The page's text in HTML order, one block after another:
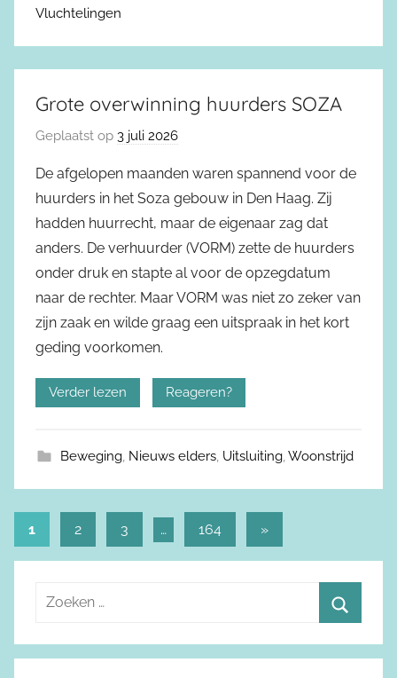
Vluchtelingen
Grote overwinning huurders SOZA
Geplaatst op 3 juli 2026
De afgelopen maanden waren spannend voor de
huurders in het Soza gebouw in Den Haag. Zij
hadden huurrecht, maar de eigenaar zag dat
anders. De verhuurder (VORM) zette de huurders
onder druk en stapte al voor de opzegdatum
naar de rechter. Maar VORM was niet zo zeker van
zijn zaak en wilde graag een uitspraak in het kort
geding voorkomen.
Verder lezen Reageren?
Beweging, Nieuws elders, Uitsluiting,Woonstrijd
Berichtnavigatie
1 2 3 … 164
Volgende
»
e
o